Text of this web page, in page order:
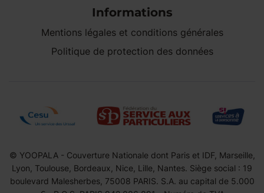
Informations
Mentions légales et conditions générales
Politique de protection des données
© YOOPALA - Couverture Nationale dont Paris et IDF, Marseille,
Lyon, Toulouse, Bordeaux, Nice, Lille, Nantes. Siège social : 19
boulevard Malesherbes, 75008 PARIS. S.A. au capital de 5.000